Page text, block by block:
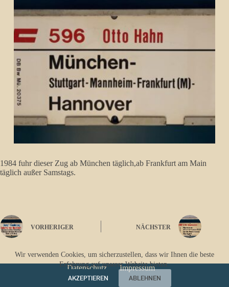
Wir verwenden Cookies, um sicherzustellen, dass wir Ihnen die beste
Erfahrung auf unserer Website bieten.
AKZEPTIEREN
ABLEHNEN
1984 fuhr dieser Zug ab München täglich,ab Frankfurt am Main
täglich außer Samstags.
VORHERIGER NÄCHSTER
Datenschutz Impressum